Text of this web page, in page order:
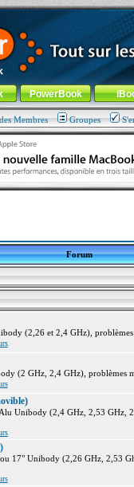
! -Aller au menu de
PowerBook
Membres Groupes
Forum
(2,26 et 2,4 GHz),
(2 GHz, 2,4 GHz), problèmes
Unibody (2,4 GHz, 2,53 GHz,
17" Unibody (2,26 GHz, 2,53